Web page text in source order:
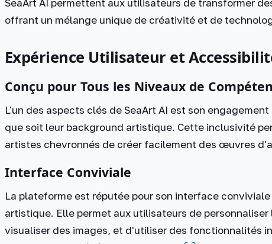
SeaArt AI permettent aux utilisateurs de transformer
offrant un mélange unique de créativité et de
Expérience Utilisateur et
Conçu pour Tous les Niveaux de
L'un des aspects clés de SeaArt AI est son
que soit leur background artistique. Cette inclusivité
artistes chevronnés de créer facilement des œuvres
Interface Conviviale
La plateforme est réputée pour son interface
artistique. Elle permet aux utilisateurs de
visualiser des images, et d'utiliser des fonctionnalités